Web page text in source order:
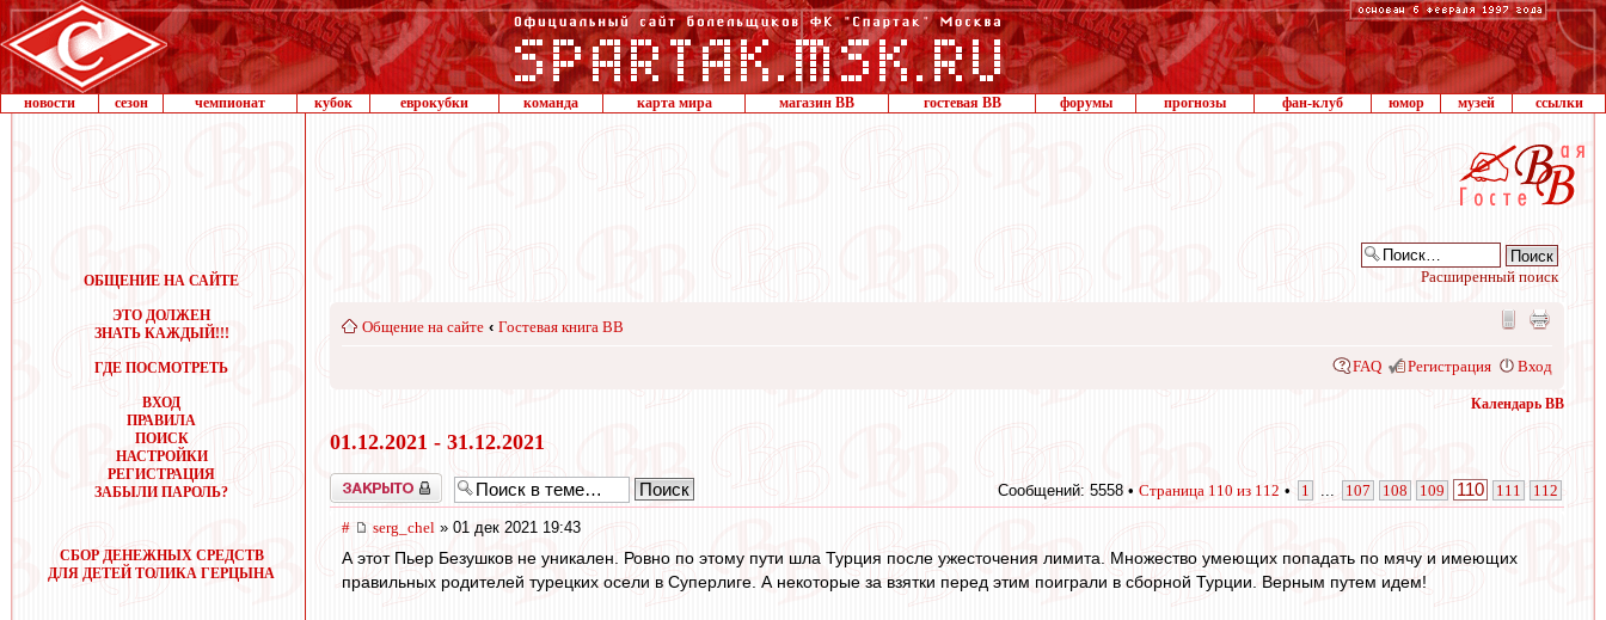
новости сезон чемпионат кубок еврокубки команда карта мира магазин ВВ гостевая ВВ форумы прогнозы фан-клуб юмор музей ссылки
ОБЩЕНИЕ НА САЙТЕ
ЭТО ДОЛЖЕН
ЗНАТЬ КАЖДЫЙ!!!
ГДЕ ПОСМОТРЕТЬ
ВХОД
ПРАВИЛА
ПОИСК
НАСТРОЙКИ
РЕГИСТРАЦИЯ
ЗАБЫЛИ ПАРОЛЬ?
СБОР ДЕНЕЖНЫХ СРЕДСТВ
ДЛЯ ДЕТЕЙ ТОЛИКА ГЕРЦЫНА
Расширенный поиск
Общение на сайте ‹ Гостевая книга ВВ
FAQ Регистрация Вход
Календарь ВВ
01.12.2021 - 31.12.2021
Закрыто Сообщений: 5558 • Страница 110 из 112 • 1 107 108 109 110 111 112
# serg_chel » 01 дек 2021 19:43
А этот Пьер Безушков не уникален. Ровно по этому пути шла Турция после ужесточения лимита. Множество умеющих попадать по мячу и имеющих
правильных родителей турецких осели в Суперлиге. А некоторые за взятки перед этим поиграли в сборной Турции. Верным путем идем!